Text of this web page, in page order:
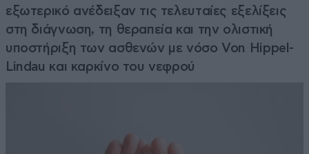
εξωτερικό ανέδειξαν τις τελευταίες εξελίξεις
στη διάγνωση, τη θεραπεία και την ολιστική
υποστήριξη των ασθενών με νόσο Von Hippel-
Lindau και καρκίνο του νεφρού